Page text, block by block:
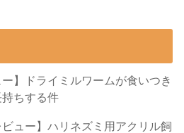
ー】ドライミルワームが食いつき
ちする件
ビュー】ハリネズミ用アクリル飼